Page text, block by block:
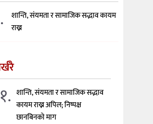
शान्ति, संयमता र सामाजिक सद्भाव कायम
राख्न
१. शान्ति, संयमता र सामाजिक सद्भाव
कायम राख्न अपिल; निष्पक्ष
छानबिनको माग